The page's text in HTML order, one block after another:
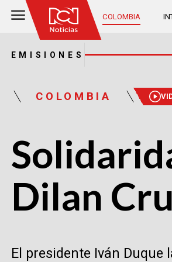
COLOMBIA
EMISIONES
COLOMBIA
Dilan
El presidente Iván